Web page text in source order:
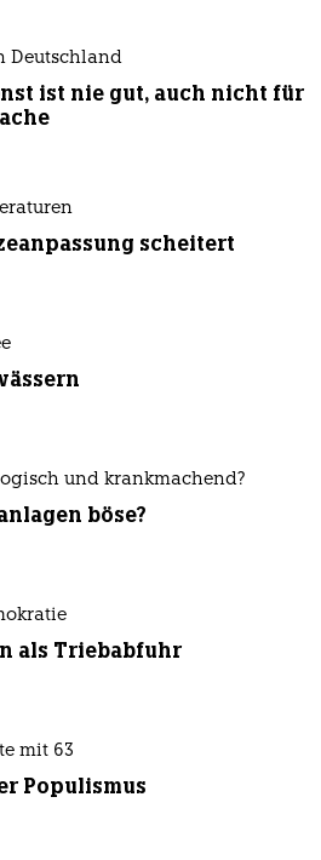
Deutschland
ist nie gut, auch nicht für
scheitert
und krankmachend?
böse?
als Triebabfuhr
mit 63
Populismus